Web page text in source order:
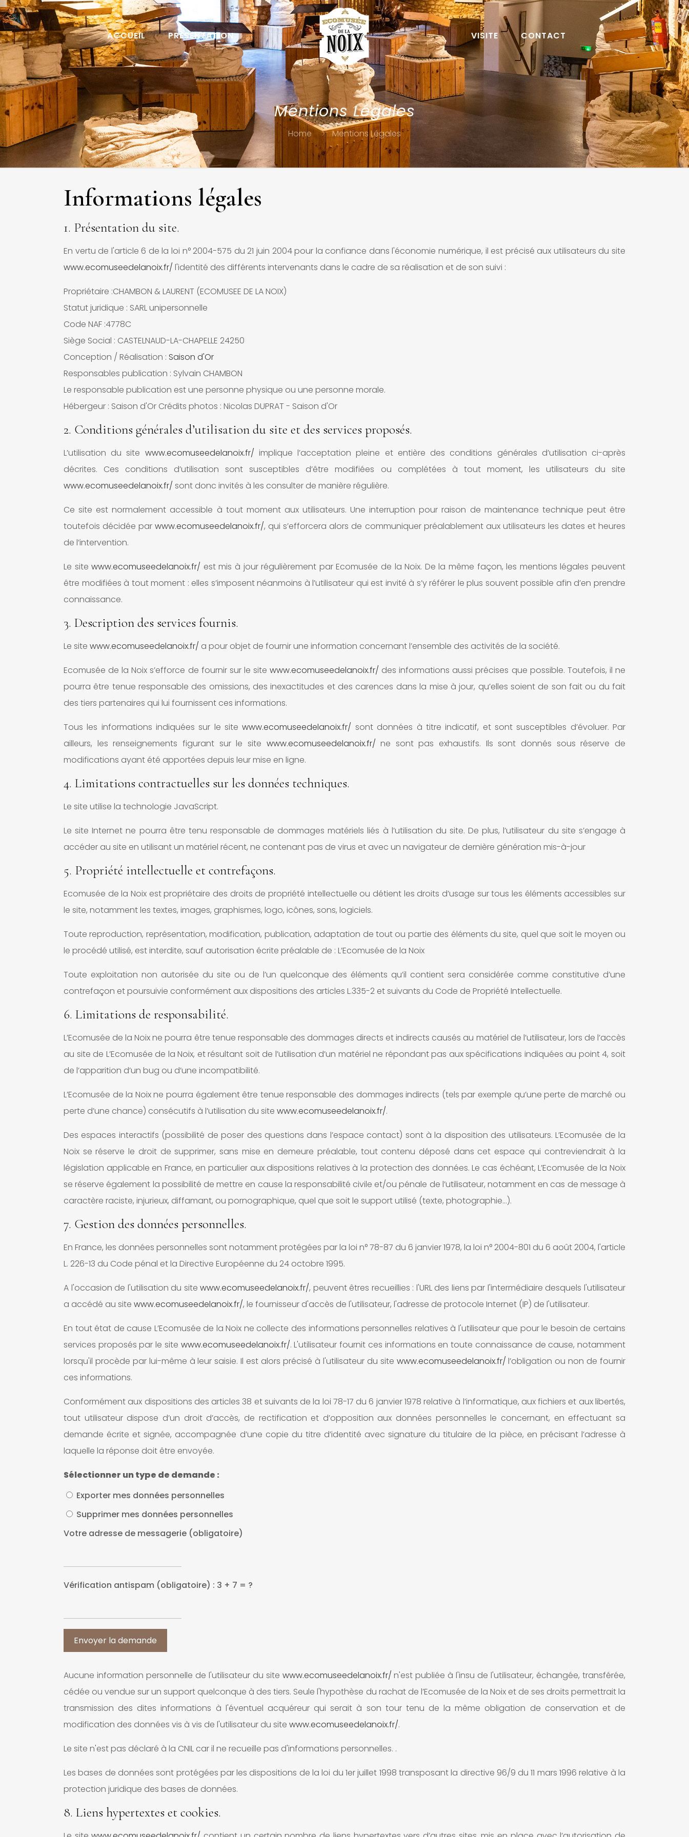
ACCUEIL PRÉSENTATION VISITE CONTACT
Mentions Légales
Home Mentions Légales
Informations légales
1. Présentation du site.
En vertu de l'article 6 de la loi n° 2004-575 du 21 juin 2004 pour la confiance dans l'économie numérique, il est précisé aux utilisateurs du site
www.ecomuseedelanoix.fr/ l'identité des différents intervenants dans le cadre de sa réalisation et de son suivi :
Propriétaire :CHAMBON & LAURENT (ECOMUSEE DE LA NOIX)
Statut juridique : SARL unipersonnelle
Code NAF :4778C
Siège Social : CASTELNAUD-LA-CHAPELLE 24250
Conception / Réalisation : Saison d'Or
Responsables publication : Sylvain CHAMBON
Le responsable publication est une personne physique ou une personne morale.
Hébergeur : Saison d'Or Crédits photos : Nicolas DUPRAT - Saison d'Or
2. Conditions générales d’utilisation du site et des services proposés.
L’utilisation du site www.ecomuseedelanoix.fr/ implique l’acceptation pleine et entière des conditions générales d’utilisation ci-après
décrites. Ces conditions d’utilisation sont susceptibles d’être modifiées ou complétées à tout moment, les utilisateurs du site
www.ecomuseedelanoix.fr/ sont donc invités à les consulter de manière régulière.
Ce site est normalement accessible à tout moment aux utilisateurs. Une interruption pour raison de maintenance technique peut être
toutefois décidée parwww.ecomuseedelanoix.fr/, qui s’efforcera alors de communiquer préalablement aux utilisateurs les dates et heures
de l’intervention.
Le sitewww.ecomuseedelanoix.fr/ est mis à jour régulièrement par Ecomusée de la Noix. De la même façon, les mentions légales peuvent
être modifiées à tout moment : elles s’imposent néanmoins à l’utilisateur qui est invité à s’y référer le plus souvent possible afin d’en prendre
connaissance.
3. Description des services fournis.
Le site www.ecomuseedelanoix.fr/ a pour objet de fournir une information concernant l’ensemble des activités de la société.
Ecomusée de la Noix s’efforce de fournir sur le sitewww.ecomuseedelanoix.fr/ des informations aussi précises que possible. Toutefois, il ne
pourra être tenue responsable des omissions, des inexactitudes et des carences dans la mise à jour, qu’elles soient de son fait ou du fait
des tiers partenaires qui lui fournissent ces informations.
Tous les informations indiquées sur le sitewww.ecomuseedelanoix.fr/ sont données à titre indicatif, et sont susceptibles d’évoluer. Par
ailleurs, les renseignements figurant sur le site www.ecomuseedelanoix.fr/ ne sont pas exhaustifs. Ils sont donnés sous réserve de
modifications ayant été apportées depuis leur mise en ligne.
4. Limitations contractuelles sur les données techniques.
Le site utilise la technologie JavaScript.
Le site Internet ne pourra être tenu responsable de dommages matériels liés à l’utilisation du site. De plus, l’utilisateur du site s’engage à
accéder au site en utilisant un matériel récent, ne contenant pas de virus et avec un navigateur de dernière génération mis-à-jour
5. Propriété intellectuelle et contrefaçons.
Ecomusée de la Noix est propriétaire des droits de propriété intellectuelle ou détient les droits d’usage sur tous les éléments accessibles sur
le site, notamment les textes, images, graphismes, logo, icônes, sons, logiciels.
Toute reproduction, représentation, modification, publication, adaptation de tout ou partie des éléments du site, quel que soit le moyen ou
le procédé utilisé, est interdite, sauf autorisation écrite préalable de : L’Ecomusée de la Noix
Toute exploitation non autorisée du site ou de l’un quelconque des éléments qu’il contient sera considérée comme constitutive d’une
contrefaçon et poursuivie conformément aux dispositions des articles L.335-2 et suivants du Code de Propriété Intellectuelle.
6. Limitations de responsabilité.
L’Ecomusée de la Noix ne pourra être tenue responsable des dommages directs et indirects causés au matériel de l’utilisateur, lors de l’accès
au site de L’Ecomusée de la Noix, et résultant soit de l’utilisation d’un matériel ne répondant pas aux spécifications indiquées au point 4, soit
de l’apparition d’un bug ou d’une incompatibilité.
L’Ecomusée de la Noix ne pourra également être tenue responsable des dommages indirects (tels par exemple qu’une perte de marché ou
perte d’une chance) consécutifs à l’utilisation du site www.ecomuseedelanoix.fr/.
Des espaces interactifs (possibilité de poser des questions dans l’espace contact) sont à la disposition des utilisateurs. L’Ecomusée de la
Noix se réserve le droit de supprimer, sans mise en demeure préalable, tout contenu déposé dans cet espace qui contreviendrait à la
législation applicable en France, en particulier aux dispositions relatives à la protection des données. Le cas échéant, L’Ecomusée de la Noix
se réserve également la possibilité de mettre en cause la responsabilité civile et/ou pénale de l’utilisateur, notamment en cas de message à
caractère raciste, injurieux, diffamant, ou pornographique, quel que soit le support utilisé (texte, photographie…).
7. Gestion des données personnelles.
En France, les données personnelles sont notamment protégées par la loi n° 78-87 du 6 janvier 1978, la loi n° 2004-801 du 6 août 2004, l'article
L. 226-13 du Code pénal et la Directive Européenne du 24 octobre 1995.
A l'occasion de l'utilisation du sitewww.ecomuseedelanoix.fr/, peuvent êtres recueillies : l'URL des liens par l'intermédiaire desquels l'utilisateur
a accédé au site www.ecomuseedelanoix.fr/, le fournisseur d'accès de l'utilisateur, l'adresse de protocole Internet (IP) de l'utilisateur.
En tout état de cause L’Ecomusée de la Noix ne collecte des informations personnelles relatives à l'utilisateur que pour le besoin de certains
services proposés par le site www.ecomuseedelanoix.fr/. L'utilisateur fournit ces informations en toute connaissance de cause, notamment
lorsqu'il procède par lui-même à leur saisie. Il est alors précisé à l'utilisateur du site www.ecomuseedelanoix.fr/ l’obligation ou non de fournir
ces informations.
Conformément aux dispositions des articles 38 et suivants de la loi 78-17 du 6 janvier 1978 relative à l’informatique, aux fichiers et aux libertés,
tout utilisateur dispose d’un droit d’accès, de rectification et d’opposition aux données personnelles le concernant, en effectuant sa
demande écrite et signée, accompagnée d’une copie du titre d’identité avec signature du titulaire de la pièce, en précisant l’adresse à
laquelle la réponse doit être envoyée.
Sélectionner un type de demande :
Exporter mes données personnelles
Supprimer mes données personnelles
Votre adresse de messagerie (obligatoire)
Vérification antispam (obligatoire) : 3 + 7 = ?
Aucune information personnelle de l'utilisateur du site www.ecomuseedelanoix.fr/ n'est publiée à l'insu de l'utilisateur, échangée, transférée,
cédée ou vendue sur un support quelconque à des tiers. Seule l'hypothèse du rachat de l’Ecomusée de la Noix et de ses droits permettrait la
transmission des dites informations à l'éventuel acquéreur qui serait à son tour tenu de la même obligation de conservation et de
modification des données vis à vis de l'utilisateur du site www.ecomuseedelanoix.fr/.
Le site n'est pas déclaré à la CNIL car il ne recueille pas d'informations personnelles. .
Les bases de données sont protégées par les dispositions de la loi du 1er juillet 1998 transposant la directive 96/9 du 11 mars 1996 relative à la
protection juridique des bases de données.
8. Liens hypertextes et cookies.